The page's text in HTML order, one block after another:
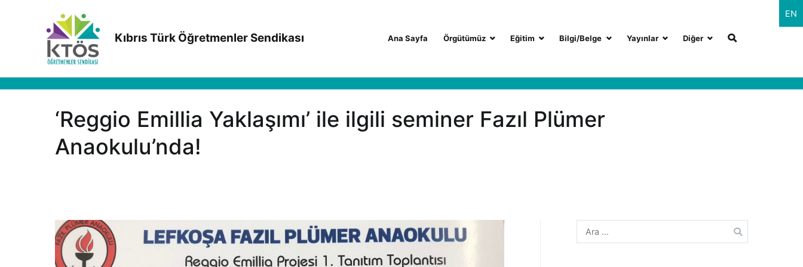
EN
Kıbrıs Türk Öğretmenler Sendikası Ana Sayfa Örgütümüz Eğitim Bilgi/Belge Yayınlar Diğer
‘Reggio Emillia Yaklaşımı’ ile ilgili seminer Fazıl Plümer
Anaokulu’nda!
Arama: